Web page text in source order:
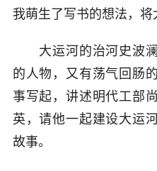
我萌生了写书的想法，将
大运河的治河史波澜
的人物，又有荡气回肠
事写起，讲述明代工部
英，请他一起建设大运
故事。